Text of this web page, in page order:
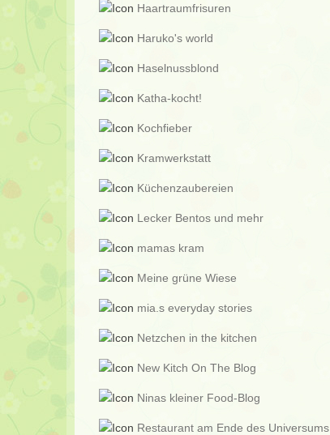
Haartraumfrisuren
Haruko's world
Haselnussblond
Katha-kocht!
Kochfieber
Kramwerkstatt
Küchenzaubereien
Lecker Bentos und mehr
mamas kram
Meine grüne Wiese
mia.s everyday stories
Netzchen in the kitchen
New Kitch On The Blog
Ninas kleiner Food-Blog
Restaurant am Ende des Universums